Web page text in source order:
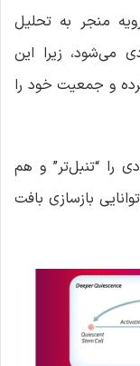
منجر به تحلیل
می‌شود، زیرا این
و جمعیت خود را
را “تنبل‌تر” و هم
بازسازی بافت